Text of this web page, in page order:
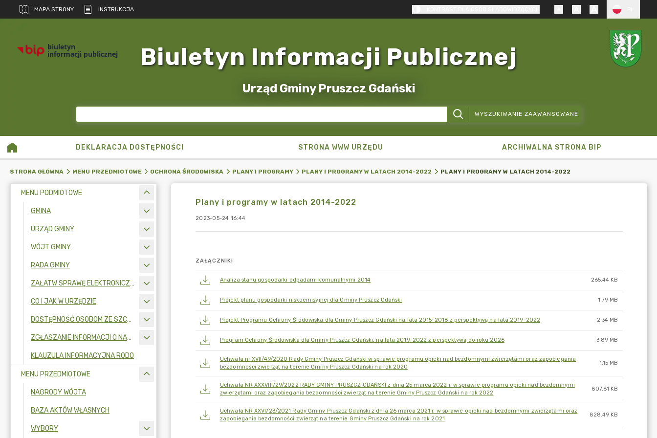
MAPA STRONY INSTRUKCJA
biuletyn
informacji publicznej Biuletyn Informacji Publicznej
Urząd Gminy Pruszcz Gdański
WYSZUKIWANIE ZAAWANSOWANE
DEKLARACJA DOSTĘPNOŚCI STRONA WWW URZĘDU ARCHIWALNA STRONA BIP
STRONA GŁÓWNA MENU PRZEDMIOTOWE OCHRONA ŚRODOWISKA PLANY I PROGRAMY PLANY I PROGRAMY W LATACH 2014-2022 PLANY I PROGRAMY W LATACH 2014-2022
MENU PODMIOTOWE
GMINA
URZĄD GMINY
WÓJT GMINY
RADA GMINY
ZAŁATW SPRAWĘ ELEKTRONICZNIE
CO I JAK W URZĘDZIE
DOSTĘPNOŚĆ OSOBOM ZE SZCZEGÓLNYMI POTRZEBAMI
ZGŁASZANIE INFORMACJI O NARUSZENIU PRAWA I OCHRONA SYGNALISTÓW
KLAUZULA INFORMACYJNA RODO
MENU PRZEDMIOTOWE
NAGRODY WÓJTA
BAZA AKTÓW WŁASNYCH
WYBORY
Plany i programy w latach 2014-2022
2023-05-24 16:44
ZAŁĄCZNIKI
Analiza stanu gospodarki odpadami komunalnymi 2014 265.44 KB
Projekt planu gospodarki niskoemisyjnej dla Gminy Pruszcz Gdański 1.79 MB
Projekt Programu Ochrony Środowiska dla Gminy Pruszcz Gdański na lata 2015-2018 z perspektywą na lata 2019-2022 2.34 MB
Program Ochrony Środowiska dla Gminy Pruszcz Gdański, na lata 2019-2022 z perspektywą do roku 2026 3.89 MB
Uchwała nr XVII/49/2020 Rady Gminy Pruszcz Gdański w sprawie programu opieki nad bezdomnymi zwierzętami oraz zapobiegania
bezdomności zwierząt na terenie Gminy Pruszcz Gdański na rok 2020
1.15 MB
Uchwała NR XXXVIII/29/2022 RADY GMINY PRUSZCZ GDAŃSKI z dnia 25 marca 2022 r. w sprawie programu opieki nad bezdomnymi
zwierzętami oraz zapobiegania bezdomności zwierząt na terenie Gminy Pruszcz Gdański na rok 2022
807.61 KB
Uchwała NR XXVI/23/2021 Rady Gminy Pruszcz Gdański z dnia 26 marca 2021 r. w sprawie opieki nad bezdomnymi zwierzętami oraz
zapobiegania bezdomności zwierząt na terenie Gminy Pruszcz Gdański na rok 2021
828.49 KB